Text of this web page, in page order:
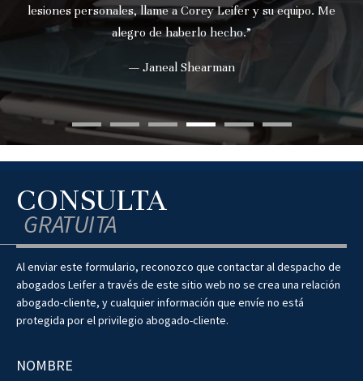
lesiones personales, llame a Corey Leifer y su equipo. Me
alegro de haberlo hecho.”
— Janeal Shearman
CONSULTA
GRATUITA
Al enviar este formulario, reconozco que contactar al despacho de
abogados Leifer a través de este sitio web no se crea una relación
abogado-cliente, y cualquier información que envíe no está
protegida por el privilegio abogado-cliente.